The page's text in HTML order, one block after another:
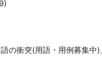
の衝突(用語・用例募集中